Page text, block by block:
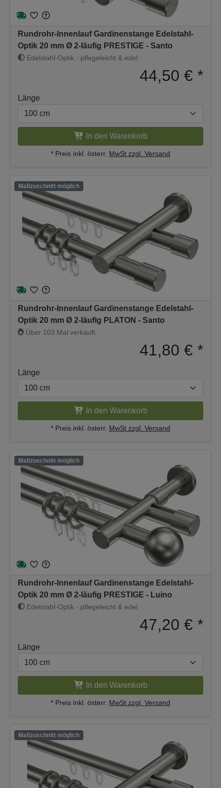
Rundrohr-Innenlauf Gardinenstange Edelstahl-
Optik 20 mm Ø 2-läufig PRESTIGE - Santo
Edelstahl-Optik · pflegeleicht & edel
44,50 € *
Länge
In den Warenkorb
* Preis inkl. österr. MwSt zzgl. Versand
Maßzuschnitt möglich
Rundrohr-Innenlauf Gardinenstange Edelstahl-
Optik 20 mm Ø 2-läufig PLATON - Santo
Über 103 Mal verkauft
41,80 € *
Länge
In den Warenkorb
* Preis inkl. österr. MwSt zzgl. Versand
Maßzuschnitt möglich
Rundrohr-Innenlauf Gardinenstange Edelstahl-
Optik 20 mm Ø 2-läufig PRESTIGE - Luino
Edelstahl-Optik · pflegeleicht & edel
47,20 € *
Länge
In den Warenkorb
* Preis inkl. österr. MwSt zzgl. Versand
Maßzuschnitt möglich